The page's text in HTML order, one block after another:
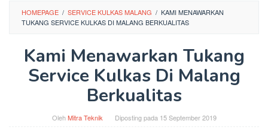
HOMEPAGE / SERVICE KULKAS MALANG / KAMI MENAWARKAN
TUKANG SERVICE KULKAS DI MALANG BERKUALITAS
Kami Menawarkan Tukang
Service Kulkas Di Malang
Berkualitas
OlehMitra Teknik Diposting pada 15 September 2019